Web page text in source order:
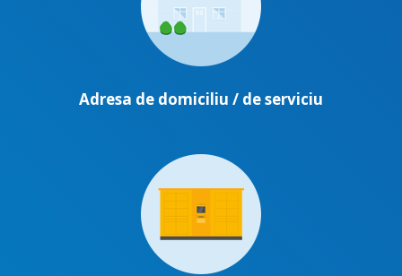
Adresa de domiciliu / de serviciu